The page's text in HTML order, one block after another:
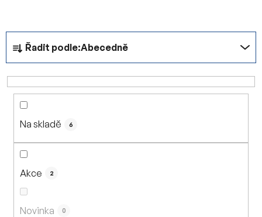
Ř
z
e
n
Řadit podle:Abecedně
Na skladě 6
Akce 2
Novinka 0